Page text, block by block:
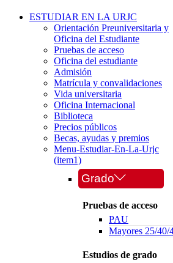
ESTUDIAR EN LA URJC
Orientación Preuniversitaria y
Oficina del Estudiante
Pruebas de acceso
Oficina del estudiante
Admisión
Matrícula y convalidaciones
Vida universitaria
Oficina Internacional
Biblioteca
Precios públicos
Becas, ayudas y premios
Menu-Estudiar-En-La-Urjc
(item1)
Grado
Pruebas de acceso
PAU
Mayores 25/40/
Estudios de grado